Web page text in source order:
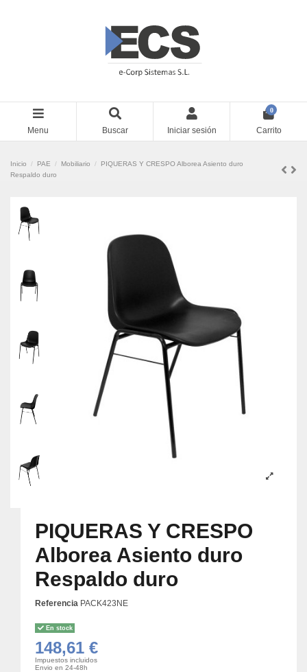
Menu Buscar Iniciar sesión
0
Carrito
Inicio PAE Mobiliario
PIQUERAS Y CRESPO Alborea Asiento duro
Respaldo duro
PIQUERAS Y CRESPO
Alborea Asiento duro
Respaldo duro
Referencia PACK423NE
En stock
148,61 €
Impuestos incluidos
Envio en 24-48h